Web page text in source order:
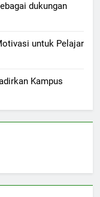
dukungan
untuk Pelajar
Kampus